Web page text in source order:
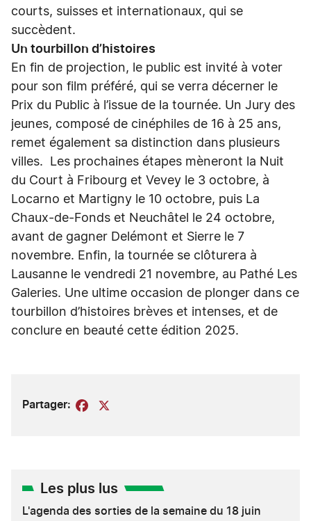
courts, suisses et internationaux, qui se
succèdent.
Un tourbillon d’histoires
En fin de projection, le public est invité à voter
pour son film préféré, qui se verra décerner le
Prix du Public à l’issue de la tournée. Un Jury des
jeunes, composé de cinéphiles de 16 à 25 ans,
remet également sa distinction dans plusieurs
villes. Les prochaines étapes mèneront la Nuit
du Court à Fribourg et Vevey le 3 octobre, à
Locarno et Martigny le 10 octobre, puis La
Chaux-de-Fonds et Neuchâtel le 24 octobre,
avant de gagner Delémont et Sierre le 7
novembre. Enfin, la tournée se clôturera à
Lausanne le vendredi 21 novembre, au Pathé Les
Galeries. Une ultime occasion de plonger dans ce
tourbillon d’histoires brèves et intenses, et de
conclure en beauté cette édition 2025.
Partager: Facebook
Les plus lus
L'agenda des sorties de la semaine du 18 juin